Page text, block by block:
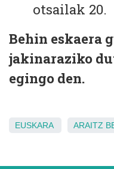
otsailak 20.
Behin eskaera
jakinaraziko
egingo den.
EUSKARA ARAITZ